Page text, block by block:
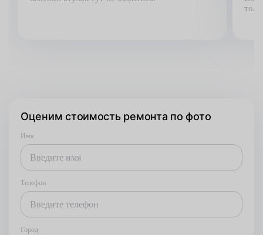
Оценим стоимость ремонта по фото
Имя
Телефон
Город